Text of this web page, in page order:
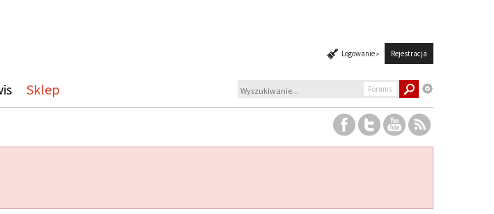
Logowanie » Rejestracja
Sklep Forums